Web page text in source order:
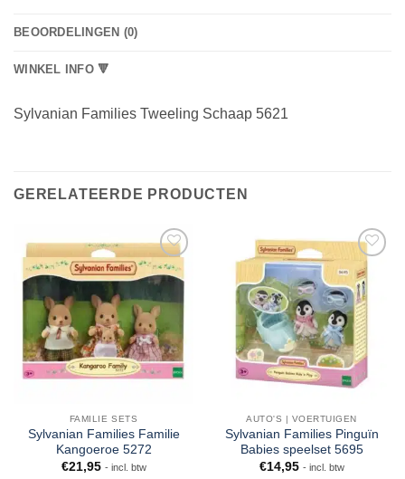
BEOORDELINGEN (0)
WINKEL INFO 🔻
Sylvanian Families Tweeling Schaap 5621
GERELATEERDE PRODUCTEN
FAMILIE SETS
Sylvanian Families Familie
Kangoeroe 5272
€21,95 - incl. btw
AUTO'S | VOERTUIGEN
Sylvanian Families Pinguïn
Babies speelset 5695
€14,95 - incl. btw